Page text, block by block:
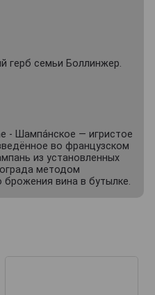
герб семьи Боллинжер.
- Шампа́нское — игристое
во французском
из установленных
методом
брожения вина в бутылке.